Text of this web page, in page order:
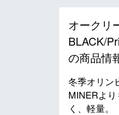
オークリ
BLACK/
の商品情
冬季オリン
MINERよ
く、軽量。